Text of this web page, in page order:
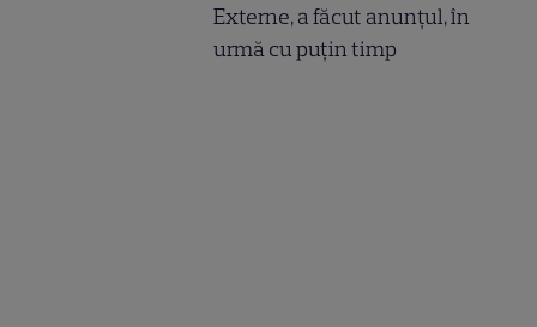
Externe, a făcut anunțul, în
urmă cu puțin timp